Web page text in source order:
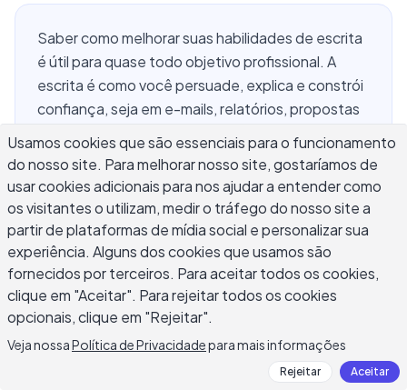
Saber como melhorar suas habilidades de escrita
é útil para quase todo objetivo profissional. A
escrita é como você persuade, explica e constrói
confiança, seja em e-mails, relatórios, propostas
pensamento a outras pessoas. O desafio é que a
maioria das pessoas nunca recebe instrução
explícita sobre como melhorar depois da escola.
Elas escrevem muito, mas repetição sozinha não
produz melhoria. Melhorar na escrita requer
entender o que funciona na escrita, praticar
deliberadamente e receber feedback que
conecta seu desempenho atual ao seu objetivo.
Este guia cobre os métodos que realmente
Usamos cookies que são essenciais para o funcionamento
do nosso site. Para melhorar nosso site, gostaríamos de
usar cookies adicionais para nos ajudar a entender como
os visitantes o utilizam, medir o tráfego do nosso site a
partir de plataformas de mídia social e personalizar sua
experiência. Alguns dos cookies que usamos são
fornecidos por terceiros. Para aceitar todos os cookies,
clique em "Aceitar". Para rejeitar todos os cookies
opcionais, clique em "Rejeitar".
Veja nossaPolítica de Privacidadepara mais informações
Rejeitar Aceitar